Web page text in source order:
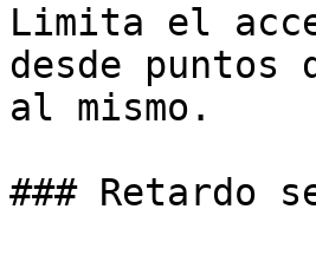
Limita el
desde puntos
al mismo.
### Retardo